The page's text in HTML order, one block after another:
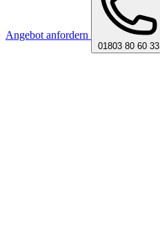
Angebot anfordern
01803 80 60 33